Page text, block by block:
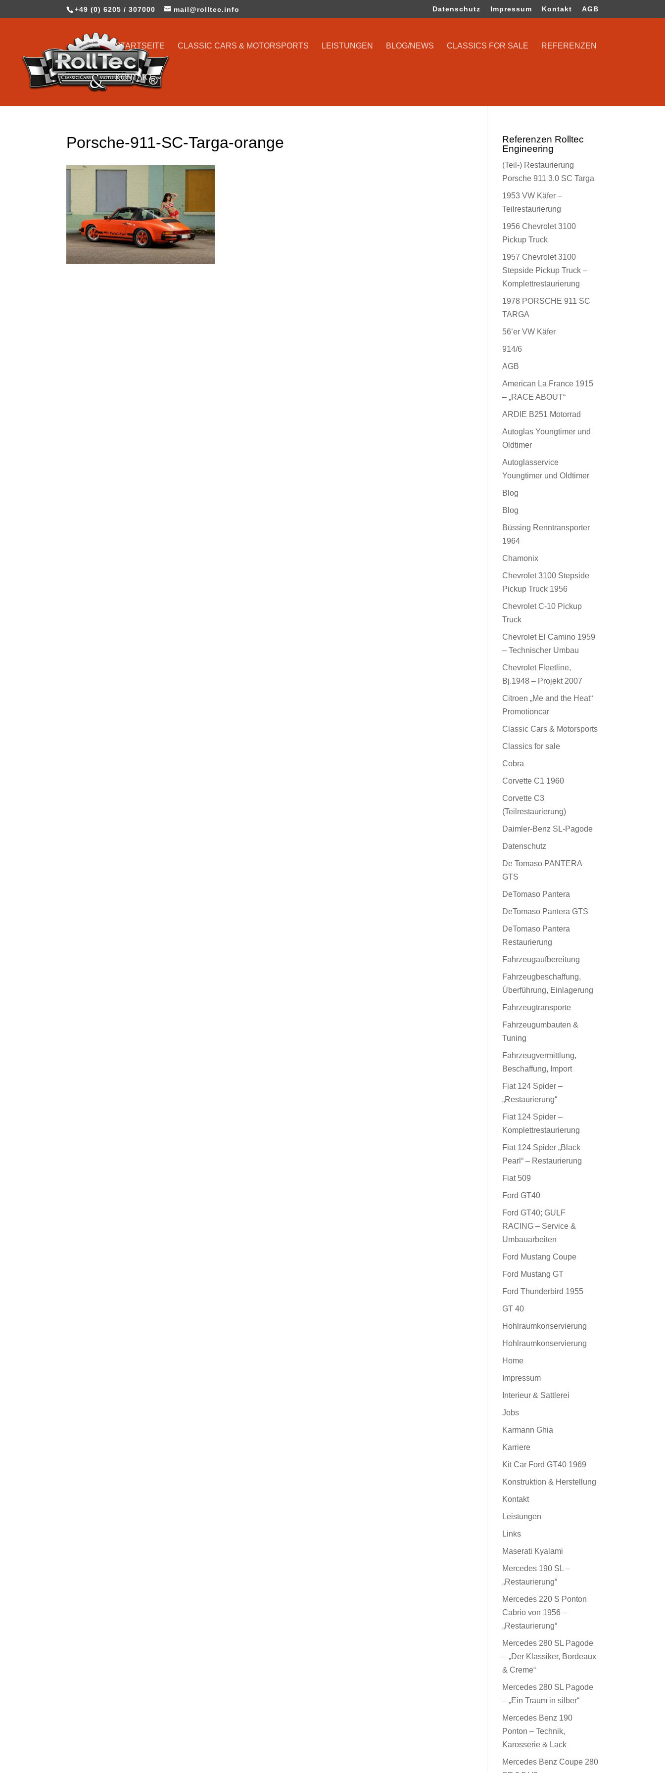
+49 (0) 6205 / 307000 mail@rolltec.info Datenschutz Impressum Kontakt AGB
STARTSEITE CLASSIC CARS & MOTORSPORTS LEISTUNGEN BLOG/NEWS CLASSICS FOR SALE REFERENZEN
KONTAKT
Porsche-911-SC-Targa-orange
Referenzen Rolltec
Engineering
(Teil-) Restaurierung
Porsche 911 3.0 SC Targa
1953 VW Käfer –
Teilrestaurierung
1956 Chevrolet 3100
Pickup Truck
1957 Chevrolet 3100
Stepside Pickup Truck –
Komplettrestaurierung
1978 PORSCHE 911 SC
TARGA
56’er VW Käfer
914/6
AGB
American La France 1915
– „RACE ABOUT“
ARDIE B251 Motorrad
Autoglas Youngtimer und
Oldtimer
Autoglasservice
Youngtimer und Oldtimer
Blog
Blog
Büssing Renntransporter
1964
Chamonix
Chevrolet 3100 Stepside
Pickup Truck 1956
Chevrolet C-10 Pickup
Truck
Chevrolet El Camino 1959
– Technischer Umbau
Chevrolet Fleetline,
Bj.1948 – Projekt 2007
Citroen „Me and the Heat“
Promotioncar
Classic Cars & Motorsports
Classics for sale
Cobra
Corvette C1 1960
Corvette C3
(Teilrestaurierung)
Daimler-Benz SL-Pagode
Datenschutz
De Tomaso PANTERA
GTS
DeTomaso Pantera
DeTomaso Pantera GTS
DeTomaso Pantera
Restaurierung
Fahrzeugaufbereitung
Fahrzeugbeschaffung,
Überführung, Einlagerung
Fahrzeugtransporte
Fahrzeugumbauten &
Tuning
Fahrzeugvermittlung,
Beschaffung, Import
Fiat 124 Spider –
„Restaurierung“
Fiat 124 Spider –
Komplettrestaurierung
Fiat 124 Spider „Black
Pearl“ – Restaurierung
Fiat 509
Ford GT40
Ford GT40; GULF
RACING – Service &
Umbauarbeiten
Ford Mustang Coupe
Ford Mustang GT
Ford Thunderbird 1955
GT 40
Hohlraumkonservierung
Hohlraumkonservierung
Home
Impressum
Interieur & Sattlerei
Jobs
Karmann Ghia
Karriere
Kit Car Ford GT40 1969
Konstruktion & Herstellung
Kontakt
Leistungen
Links
Maserati Kyalami
Mercedes 190 SL –
„Restaurierung“
Mercedes 220 S Ponton
Cabrio von 1956 –
„Restaurierung“
Mercedes 280 SL Pagode
– „Der Klassiker, Bordeaux
& Creme“
Mercedes 280 SL Pagode
– „Ein Traum in silber“
Mercedes Benz 190
Ponton – Technik,
Karosserie & Lack
Mercedes Benz Coupe 280